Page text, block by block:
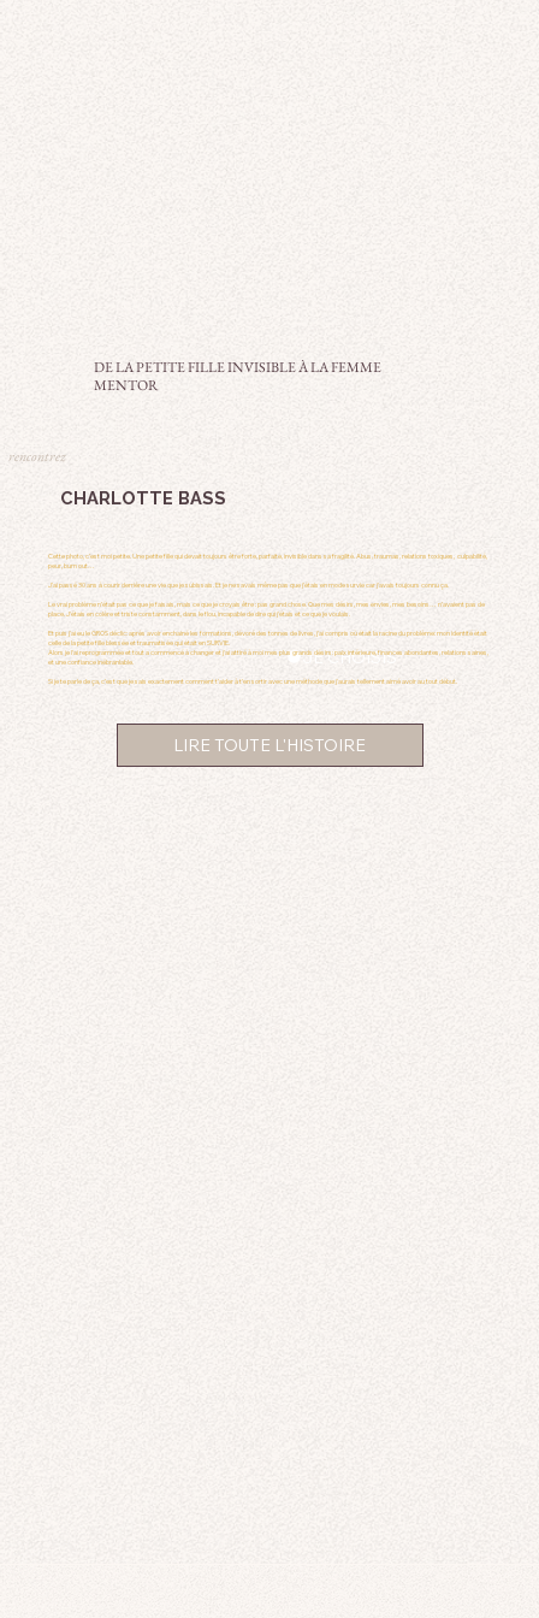
DE LA PETITE FILLE INVISIBLE À LA FEMME
MENTOR
JE CHOISIS
CHARLOTTE BASS
Cette photo, c’est moi petite. Une petite fille qui devait toujours être forte, parfaite, invisible dans sa fragilité. Abus, traumas, relations toxiques, culpabilité,
peur, burn out…
J’ai passé 30 ans à courir derrière une vie que je subissais. Et je ne savais même pas que j’étais en mode survie car j'avais toujours connu ça.
Le vrai problème n’était pas ce que je faisais, mais ce que je croyais être : pas grand chose. Que mes désirs, mes envies, mes besoins… n’avaient pas de
place. J'étais en colère et triste constamment, dans le flou, incapable de dire qui j'étais et ce que je voulais.
Et puis j'ai eu le GROS déclic: après avoir enchainé les formations, dévoré des tonnes de livres, j'ai compris où était la racine du problème: mon identité était
celle de la petite fille blessée et traumatisée qui était en SURVIE.
Alors je l'ai reprogrammée et tout a commencé à changer et j'ai attiré à moi mes plus grands désirs: paix intérieure, finances abondantes, relations saines,
et une confiance inébranlable.
Si je te parle de ça, c’est que je sais exactement comment t’aider à t’en sortir avec une méthode que j'aurais tellement aimé avoir au tout début.
LIRE TOUTE L'HISTOIRE
rencontrez